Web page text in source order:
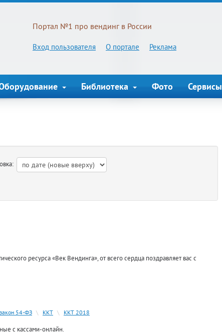
Портал №1 про вендинг в России
Вход пользователя О портале Реклама
Библиотека Фото Сервисы
ресурса «Век Вендинга», от всего сердца поздравляет вас с
закон 54-ФЗ \ ККТ \ ККТ 2018
с кассами-онлайн.